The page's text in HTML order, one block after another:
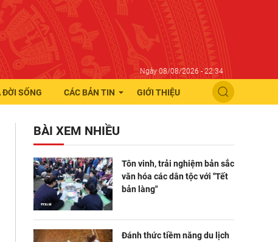
Ngày 08/08/2026 - 22:34
ĐỜI SỐNG CÁC BẢN TIN GIỚI THIỆU
BÀI XEM NHIỀU
Tôn vinh, trải nghiệm bản sắc
văn hóa các dân tộc với "Tết
bản làng"
Đánh thức tiềm năng du lịch